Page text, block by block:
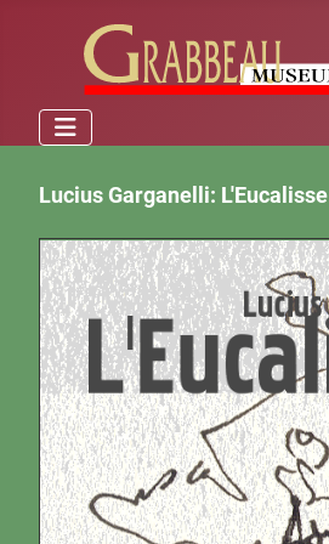
Lucius Garganelli: L'Eucalisse